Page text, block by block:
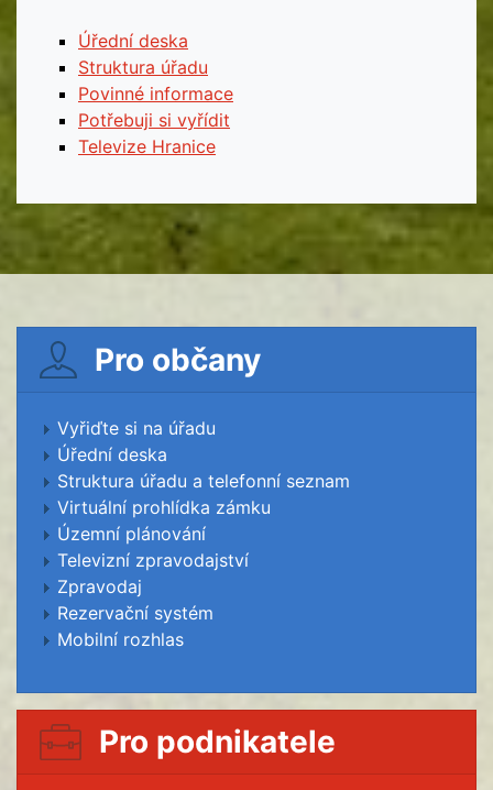
Úřední deska
Struktura úřadu
Povinné informace
Potřebuji si vyřídit
Televize Hranice
Pro občany
Vyřiďte si na úřadu
Úřední deska
Struktura úřadu a telefonní seznam
Virtuální prohlídka zámku
Územní plánování
Televizní zpravodajství
Zpravodaj
Rezervační systém
Mobilní rozhlas
Pro podnikatele